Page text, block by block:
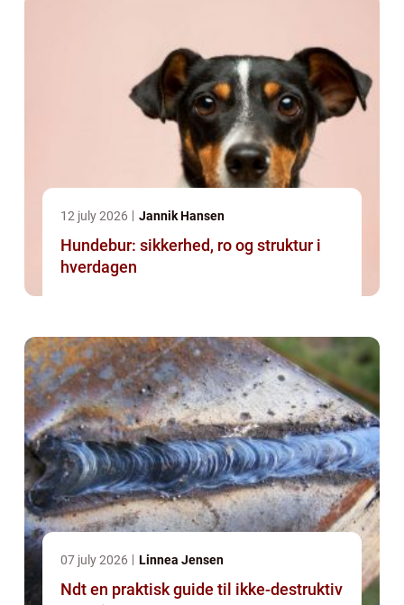
12 july 2026 Jannik Hansen
Hundebur: sikkerhed, ro og struktur i
hverdagen
07 july 2026 Linnea Jensen
Ndt en praktisk guide til ikke-destruktiv